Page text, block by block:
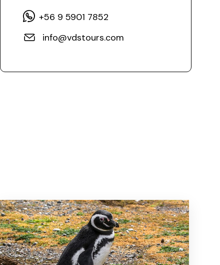
+56 9 5901 7852
info@vdstours.com